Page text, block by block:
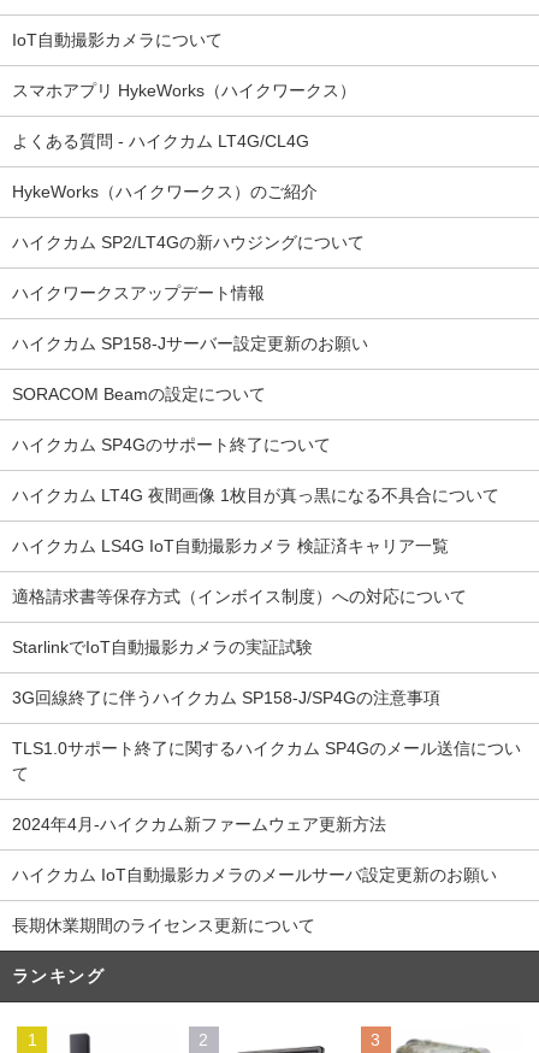
IoT自動撮影カメラについて
スマホアプリ HykeWorks（ハイクワークス）
よくある質問 - ハイクカム LT4G/CL4G
HykeWorks（ハイクワークス）のご紹介
ハイクカム SP2/LT4Gの新ハウジングについて
ハイクワークスアップデート情報
ハイクカム SP158-Jサーバー設定更新のお願い
SORACOM Beamの設定について
ハイクカム SP4Gのサポート終了について
ハイクカム LT4G 夜間画像 1枚目が真っ黒になる不具合について
ハイクカム LS4G IoT自動撮影カメラ 検証済キャリア一覧
適格請求書等保存方式（インボイス制度）への対応について
StarlinkでIoT自動撮影カメラの実証試験
3G回線終了に伴うハイクカム SP158-J/SP4Gの注意事項
TLS1.0サポート終了に関するハイクカム SP4Gのメール送信につい
て
2024年4月-ハイクカム新ファームウェア更新方法
ハイクカム IoT自動撮影カメラのメールサーバ設定更新のお願い
長期休業期間のライセンス更新について
ランキング
1 2 3